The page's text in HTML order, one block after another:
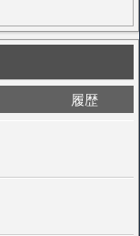
履歴